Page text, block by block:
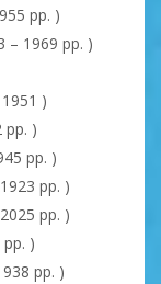
рр. )
– 1969 рр. )
)
рр. )
рр. )
рр. )
рр. )
)
рр. )